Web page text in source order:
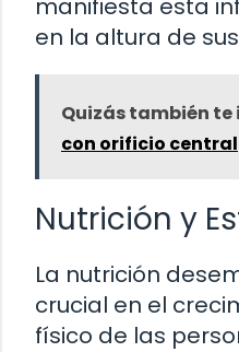
manifiesta esta
en la altura de
Quizás también te
con orificio central
Nutrición y
La nutrición
crucial en el
físico de las